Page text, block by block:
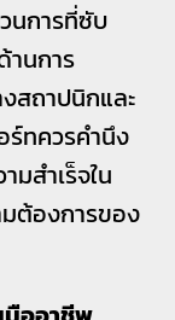
นการที่ซับ
านการ
สถาปนิกและ
ทควรคำนึง
มสำเร็จใน
ต้องการของ